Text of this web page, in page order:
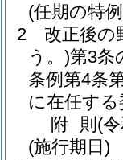
(任期の特
2
改正後の
う。)第3条
条例第4条
に在任す
附 則 (
(施行期日)